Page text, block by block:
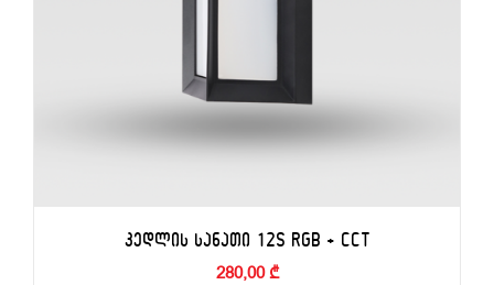
ᲙᲔᲓᲚᲘᲡ ᲡᲐᲜᲐᲗᲘ 12S RGB + CCT
280,00₾